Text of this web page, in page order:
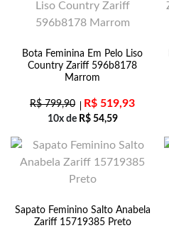
Bota Feminina Em Pelo Liso
Country Zariff 596b8178
Marrom
R$799,90 R$ 519,93
10x de R$54,59
Sapato Feminino Salto Anabela
Zariff 15719385 Preto